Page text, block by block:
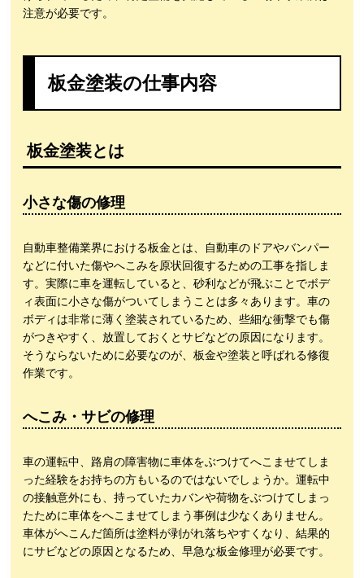
注意が必要です。
板金塗装の仕事内容
板金塗装とは
小さな傷の修理
自動車整備業界における板金とは、自動車のドアやバンパー
などに付いた傷やへこみを原状回復するための工事を指しま
す。実際に車を運転していると、砂利などが飛ぶことでボデ
ィ表面に小さな傷がついてしまうことは多々あります。車の
ボディは非常に薄く塗装されているため、些細な衝撃でも傷
がつきやすく、放置しておくとサビなどの原因になります。
そうならないために必要なのが、板金や塗装と呼ばれる修復
作業です。
へこみ・サビの修理
車の運転中、路肩の障害物に車体をぶつけてへこませてしま
った経験をお持ちの方もいるのではないでしょうか。運転中
の接触意外にも、持っていたカバンや荷物をぶつけてしまっ
たために車体をへこませてしまう事例は少なくありません。
車体がへこんだ箇所は塗料が剥がれ落ちやすくなり、結果的
にサビなどの原因となるため、早急な板金修理が必要です。